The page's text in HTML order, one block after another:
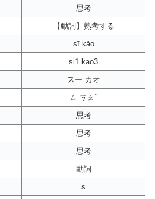
思考
【動詞】熟考する
sī kǎo
si1 kao3
スー カオ
ㄙ ㄎㄠˇ
思考
思考
思考
動詞
s